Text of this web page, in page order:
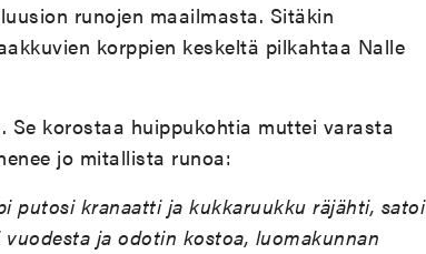
runojen maailmasta. Sitäkin
korppien keskeltä pilkahtaa Nalle
korostaa huippukohtia muttei varasta
jo mitallista runoa:
putosi kranaatti ja kukkaruukku räjähti, satoi
ja odotin kostoa, luomakunnan